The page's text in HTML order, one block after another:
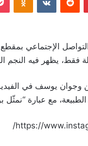
فقط، يظهر فيه النجم
وجوان يوسف في
مع عبارة “نمثّل
https://